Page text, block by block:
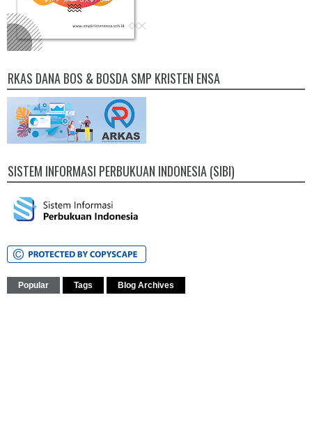
RKAS DANA BOS & BOSDA SMP KRISTEN ENSA
SISTEM INFORMASI PERBUKUAN INDONESIA (SIBI)
Popular Tags Blog Archives